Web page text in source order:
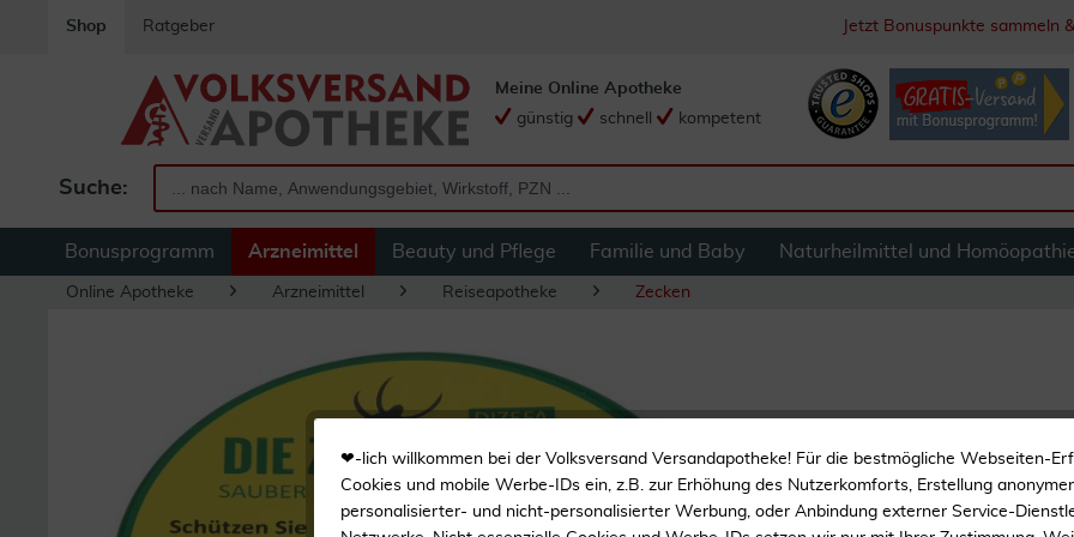
Shop Ratgeber Jetzt Bonuspunkte sammeln
Suche:
Meine Online Apotheke
günstig
schnell kompetent
Bonusprogramm Arzneimittel Beauty und Pflege Familie und Baby Naturheilmittel und
Online Apotheke Arzneimittel Reiseapotheke Zecken
Zeckenfalle
❤-lich willkommen bei der Volksversand Versandapotheke! Für die bestmögliche Webseiten-
Cookies und mobile Werbe-IDs ein, z.B. zur Erhöhung des Nutzerkomforts, Erstellung
personalisierter- und nicht-personalisierter Werbung, oder Anbindung externer Service-